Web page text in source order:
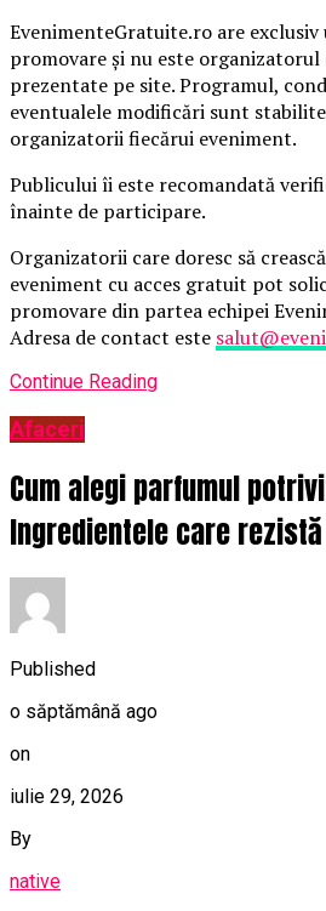
EvenimenteGratuite.ro are
promovare și nu este
prezentate pe site. Programul,
eventualele modificări sunt
organizatorii fiecărui eveniment.
Publicului îi este recomandată
înainte de participare.
Organizatorii care doresc să
eveniment cu acces gratuit pot
promovare din partea echipei
Adresa de contact este
Continue Reading
Afaceri
Cum alegi parfumul
Ingredientele care
Published
o săptămână ago
on
iulie 29, 2026
By
native